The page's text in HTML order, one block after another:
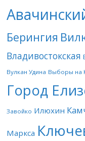
Берингия
Владивостокская
Вулкан Удина Выборы на
Город
Завойко Илюхин
Маркса